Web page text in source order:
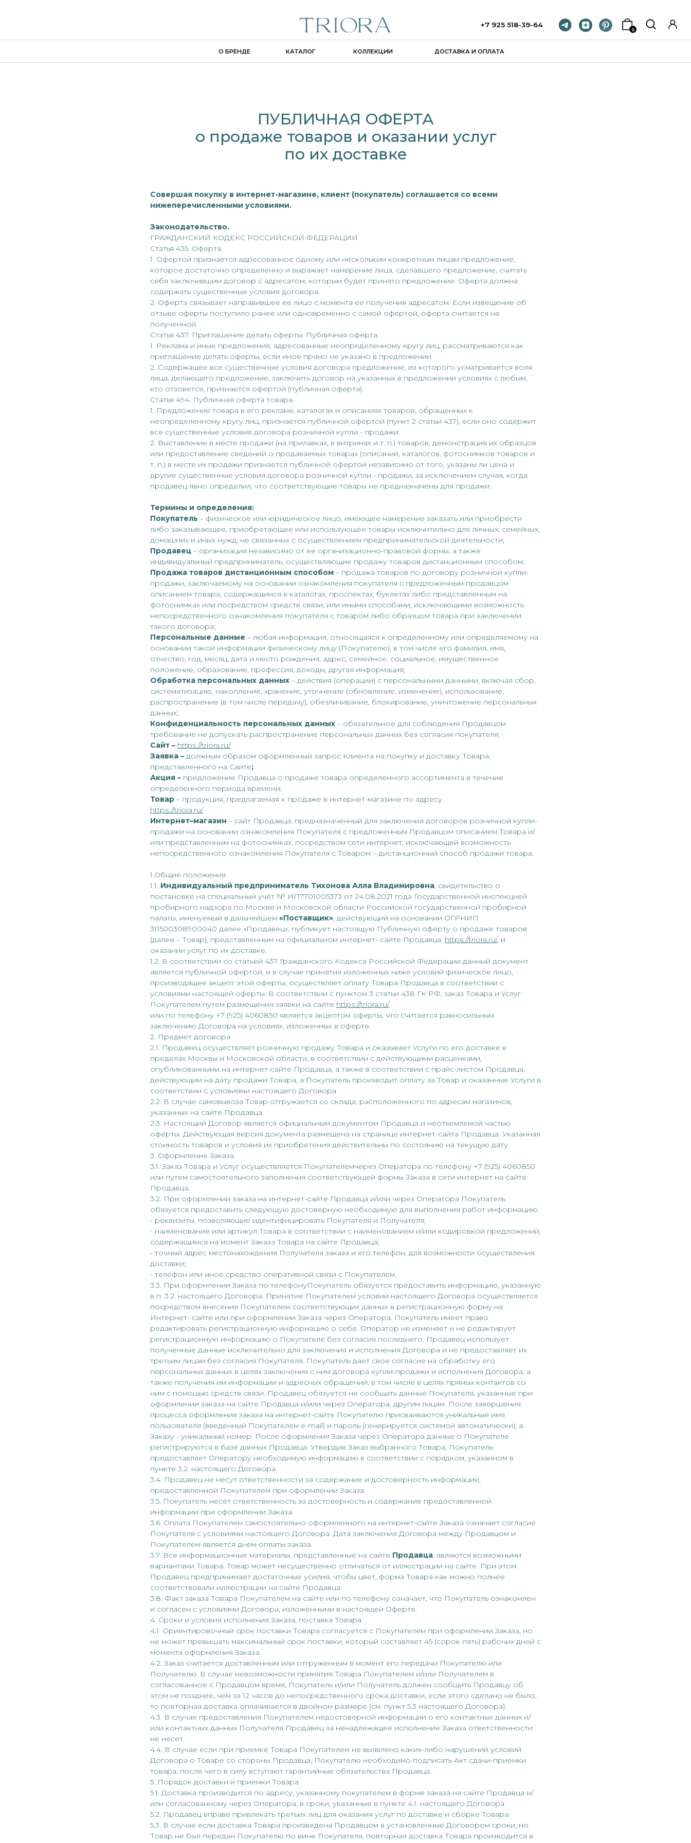
+7 925 518-39-64
0
ПУБЛИЧНАЯ ОФЕРТА
о продаже товаров и оказании услуг
по их доставке
Совершая покупку в интернет-магазине, клиент (покупатель) соглашается со всеми
нижеперечисленными условиями.
Законодательство.
ГРАЖДАНСКИЙ КОДЕКС РОССИЙСКОЙ ФЕДЕРАЦИИ
Статья 435. Оферта.
1. Офертой признается адресованное одному или нескольким конкретным лицам предложение,
которое достаточно определенно и выражает намерение лица, сделавшего предложение, считать
себя заключившим договор с адресатом, которым будет принято предложение. Оферта должна
содержать существенные условия договора.
2. Оферта связывает направившее ее лицо с момента ее получения адресатом. Если извещение об
отзыве оферты поступило ранее или одновременно с самой офертой, оферта считается не
полученной.
Статья 437. Приглашение делать оферты. Публичная оферта.
1. Реклама и иные предложения, адресованные неопределенному кругу лиц, рассматриваются как
приглашение делать оферты, если иное прямо не указано в предложении.
2. Содержащее все существенные условия договора предложение, из которого усматривается воля
лица, делающего предложение, заключить договор на указанных в предложении условиях с любым,
кто отзовется, признается офертой (публичная оферта).
Статья 494. Публичная оферта товара.
1. Предложение товара в его рекламе, каталогах и описаниях товаров, обращенных к
неопределенному кругу лиц, признается публичной офертой (пункт 2 статьи 437), если оно содержит
все существенные условия договора розничной купли - продажи.
2. Выставление в месте продажи (на прилавках, в витринах и т. п.) товаров, демонстрация их образцов
или предоставление сведений о продаваемых товарах (описаний, каталогов, фотоснимков товаров и
т. п.) в месте их продажи признается публичной офертой независимо от того, указаны ли цена и
другие существенные условия договора розничной купли - продажи, за исключением случая, когда
продавец явно определил, что соответствующие товары не предназначены для продажи.
Термины и определения:
Покупатель – физическое или юридическое лицо, имеющее намерение заказать или приобрести
либо заказывающее, приобретающее или использующее товары исключительно для личных, семейных,
домашних и иных нужд, не связанных с осуществлением предпринимательской деятельности;
Продавец – организация независимо от ее организационно-правовой формы, а также
индивидуальный предприниматель, осуществляющие продажу товаров дистанционным способом;
Продажа товаров дистанционным способом – продажа товаров по договору розничной купли-
продажи, заключаемому на основании ознакомления покупателя с предложенным продавцом
описанием товара, содержащимся в каталогах, проспектах, буклетах либо представленным на
фотоснимках или посредством средств связи, или иными способами, исключающими возможность
непосредственного ознакомления покупателя с товаром либо образцом товара при заключении
такого договора;
Персональные данные – любая информация, относящаяся к определенному или определяемому на
основании такой информации физическому лицу (Покупателю), в том числе его фамилия, имя,
отчество, год, месяц, дата и место рождения, адрес, семейное, социальное, имущественное
положение, образование, профессия, доходы, другая информация;
Обработка персональных данных – действия (операции) с персональными данными, включая сбор,
систематизацию, накопление, хранение, уточнение (обновление, изменение), использование,
распространение (в том числе передачу), обезличивание, блокирование, уничтожение персональных
данных;
Конфиденциальность персональных данных – обязательное для соблюдения Продавцом
требование не допускать распространение персональных данных без согласия покупателя;
Сайт – https://triora.ru/
Заявка – должным образом оформленный запрос Клиента на покупку и доставку Товара,
представленного на Сайте;
Акция – предложение Продавца о продаже товара определенного ассортимента в течение
определенного периода времени;
Товар – продукция, предлагаемая к продаже в интернет-магазине по адресу
https://triora.ru/
Интернет–магазин – сайт Продавца, предназначенный для заключения договоров розничной купли-
продажи на основании ознакомления Покупателя с предложенным Продавцом описанием Товара и/
или представленным на фотоснимках, посредством сети интернет, исключающей возможность
непосредственного ознакомления Покупателя с Товаром – дистанционный способ продажи товара.
1.Общие положения
1.1. Индивидуальный предприниматель Тихонова Алла Владимировна, свидетельство о
постановке на специальный учёт № ИП7701005373 от 24.08.2021 года Государственной инспекцией
пробирного надзора по Москве и Московской области Российской государственной пробирной
палаты, именуемый в дальнейшем «Поставщик», действующий на основании ОГРНИП
311500308900040 далее «Продавец», публикует настоящую Публичную оферту о продаже товаров
(далее – Товар), представленным на официальном интернет- сайте Продавца: https://triora.ru/, и
оказании услуг по их доставке.
1.2. В соответствии со статьей 437 Гражданского Кодекса Российской Федерации данный документ
является публичной офертой, и в случае принятия изложенных ниже условий физическое лицо,
производящее акцепт этой оферты, осуществляет оплату Товара Продавца в соответствии с
условиями настоящей оферты. В соответствии с пунктом 3 статьи 438 ГК РФ, заказ Товара и Услуг
Покупателем путем размещения заявки на сайте https://triora.ru/
или по телефону +7 (925) 4060850 является акцептом оферты, что считается равносильным
заключению Договора на условиях, изложенных в оферте.
2. Предмет договора
2.1. Продавец осуществляет розничную продажу Товара и оказывает Услуги по его доставке в
пределах Москвы и Московской области, в соответствии с действующими расценками,
опубликованными на интернет-сайте Продавца, а также в соответствии с прайс-листом Продавца,
действующим на дату продажи Товара, а Покупатель производит оплату за Товар и оказанные Услуги в
соответствии с условиями настоящего Договора.
2.2. В случае самовывоза Товар отгружается со склада, расположенного по адресам магазинов,
указанных на сайте Продавца.
2.3. Настоящий Договор является официальным документом Продавца и неотъемлемой частью
оферты. Действующая версия документа размещена на странице интернет-сайта Продавца. Указанная
стоимость товаров и условия их приобретения действительны по состоянию на текущую дату.
3. Оформление Заказа
3.1. Заказ Товара и Услуг осуществляется Покупателемчерез Оператора по телефону +7 (925) 4060850
или путем самостоятельного заполнения соответствующей формы Заказа в сети интернет на сайте
Продавца.
3.2. При оформлении заказа на интернет-сайте Продавца и/или через Оператора Покупатель
обязуется предоставить следующую достоверную необходимую для выполнения работ информацию:
- реквизиты, позволяющие идентифицировать Покупателя и Получателя;
- наименование или артикул Товара в соответствии с наименованием и/или кодировкой предложений,
содержащимся на момент Заказа Товара на сайте Продавца;
- точный адрес местонахождения Получателя заказа и его телефон, для возможности осуществления
доставки;
- телефон или иное средство оперативной связи с Покупателем.
3.3. При оформлении Заказа по телефонуПокупатель обязуется предоставить информацию, указанную
в п. 3.2. настоящего Договора. Принятие Покупателем условий настоящего Договора осуществляется
посредством внесения Покупателем соответствующих данных в регистрационную форму на
Интернет- сайте или при оформлении Заказа через Оператора. Покупатель имеет право
редактировать регистрационную информацию о себе. Оператор не изменяет и не редактирует
регистрационную информацию о Покупателе без согласия последнего. Продавец использует
полученные данные исключительно для заключения и исполнения Договора и не предоставляет их
третьим лицам без согласия Покупателя. Покупатель дает свое согласие на обработку его
персональных данных в целях заключения с ним договора купли-продажи и исполнения Договора, а
также получения им информации и адресных обращений, в том числе в целях прямых контактов со
ним с помощью средств связи. Продавец обязуется не сообщать данные Покупателя, указанные при
оформлении заказа на сайте Продавца и/или через Оператора, другим лицам. После завершения
процесса оформления заказа на интернет-сайте Покупателю присваиваются уникальные имя
пользователя (введенный Покупателем e-mail) и пароль (генерируется системой автоматически), а
Заказу - уникальный номер. После оформления Заказа через Оператора данные о Покупателе
регистрируются в базе данных Продавца. Утвердив Заказ выбранного Товара, Покупатель
предоставляет Оператору необходимую информацию в соответствии с порядком, указанном в
пункте 3.2. настоящего Договора.
3.4. Продавец не несут ответственности за содержание и достоверность информации,
предоставленной Покупателем при оформлении Заказа.
3.5. Покупатель несёт ответственность за достоверность и содержание предоставленной
информации при оформлении Заказа.
3.6. Оплата Покупателем самостоятельно оформленного на интернет-сайте Заказа означает согласие
Покупателя с условиями настоящего Договора. Дата заключения Договора между Продавцом и
Покупателем является днем оплаты заказа.
3.7. Все информационные материалы, представленные на сайте Продавца, являются возможными
вариантами Товара. Товар может несущественно отличаться от иллюстрации на сайте. При этом
Продавец предпринимает достаточные усилия, чтобы цвет, форма Товара как можно полнее
соответствовали иллюстрации на сайте Продавца.
3.8. Факт заказа Товара Покупателем на сайте или по телефону означает, что Покупатель ознакомлен
и согласен с условиями Договора, изложенными в настоящей Оферте.
4. Сроки и условия исполнения Заказа, поставка Товара
4.1. Ориентировочный срок поставки Товара согласуется с Покупателем при оформлении Заказа, но
не может превышать максимальный срок поставки, который составляет 45 (сорок пять) рабочих дней с
момента оформления Заказа.
4.2. Заказ считается доставленным или отгруженным в момент его передачи Покупателю или
Получателю. В случае невозможности принятия Товара Покупателем и/или Получателем в
согласованное с Продавцом время, Покупатель и/или Получатель должен сообщить Продавцу об
этом не позднее, чем за 12 часов до непосредственного срока доставки, если этого сделано не было,
то повторная доставка оплачивается в двойном размере (см. пункт 5.3 настоящего Договора).
4.3. В случае предоставления Покупателем недостоверной информации о его контактных данных и/
или контактных данных Получателя Продавец за ненадлежащее исполнение Заказа ответственности
не несет.
4.4. В случае если при приемке Товара Покупателем не выявлено каких-либо нарушений условий
Договора о Товаре со стороны Продавца, Покупателю необходимо подписать Акт сдачи-приемки
товара, после чего в силу вступают гарантийные обязательства Продавца.
5. Порядок доставки и приемки Товара
5.1. Доставка производится по адресу, указанному покупателем в форме заказа на сайте Продавца и/
или согласованному через Оператора, в сроки, указанные в пункте 4.1. настоящего Договора.
5.2. Продавец вправе привлекать третьих лиц для оказания услуг по доставке и сборке Товара.
5.3. В случае если доставка Товара произведена Продавцом в установленные Договором сроки, но
Товар не был передан Покупателю по вине Покупателя, повторная доставка Товара производится в